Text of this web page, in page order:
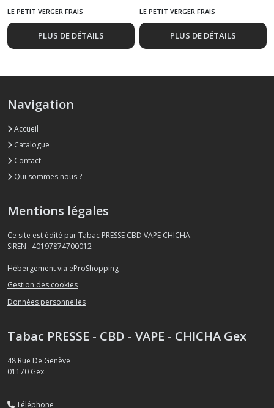
LE PETIT VERGER FRAIS
PLUS DE DÉTAILS
LE PETIT VERGER FRAIS
PLUS DE DÉTAILS
Navigation
Accueil
Catalogue
Contact
Qui sommes nous ?
Mentions légales
Ce site est édité par Tabac PRESSE CBD VAPE CHICHA.
SIREN : 40197874700012
Hébergement via eProShopping
Gestion des cookies
Données personnelles
Tabac PRESSE - CBD - VAPE - CHICHA Gex
48 Rue De Genève
01170 Gex
Téléphone